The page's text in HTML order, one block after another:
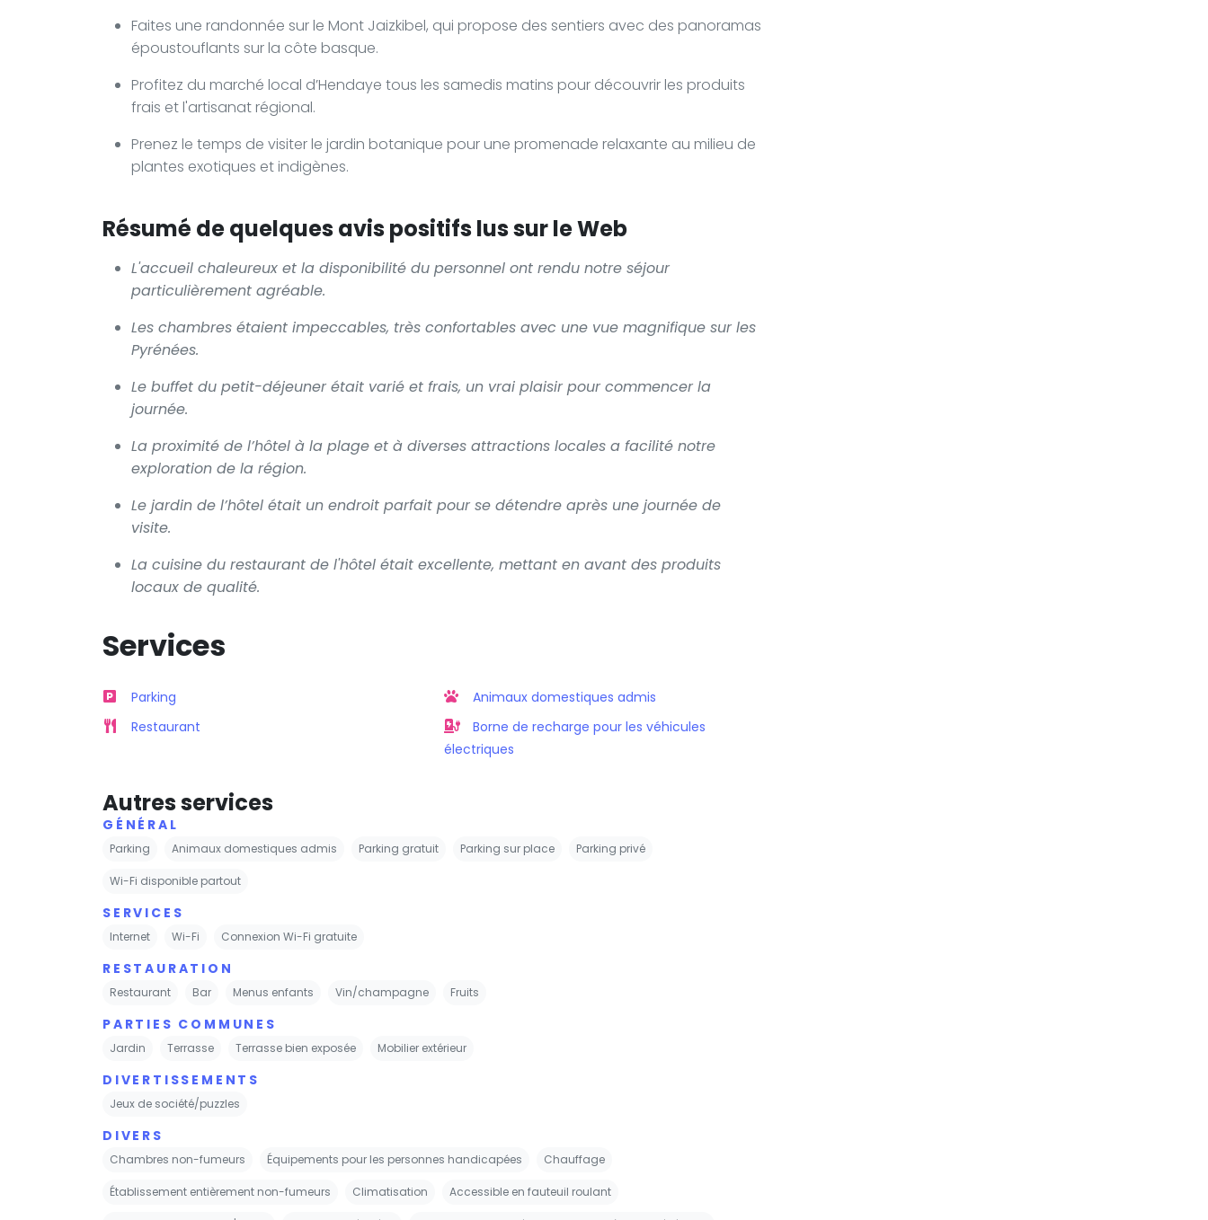
Faites une randonnée sur le Mont Jaizkibel, qui propose des sentiers avec des panoramas
époustouflants sur la côte basque.
Profitez du marché local d’Hendaye tous les samedis matins pour découvrir les produits
frais et l'artisanat régional.
Prenez le temps de visiter le jardin botanique pour une promenade relaxante au milieu de
plantes exotiques et indigènes.
Résumé de quelques avis positifs lus sur le Web
L'accueil chaleureux et la disponibilité du personnel ont rendu notre séjour
particulièrement agréable.
Les chambres étaient impeccables, très confortables avec une vue magnifique sur les
Pyrénées.
Le buffet du petit-déjeuner était varié et frais, un vrai plaisir pour commencer la
journée.
La proximité de l’hôtel à la plage et à diverses attractions locales a facilité notre
exploration de la région.
Le jardin de l’hôtel était un endroit parfait pour se détendre après une journée de
visite.
La cuisine du restaurant de l'hôtel était excellente, mettant en avant des produits
locaux de qualité.
Services
Parking
Restaurant
Animaux domestiques admis
Borne de recharge pour les véhicules
électriques
Autres services
GÉNÉRAL
Parking Animaux domestiques admis Parking gratuit Parking sur place Parking privé
Wi-Fi disponible partout
SERVICES
Internet Wi-Fi Connexion Wi-Fi gratuite
RESTAURATION
Restaurant Bar Menus enfants Vin/champagne Fruits
PARTIES COMMUNES
Jardin Terrasse Terrasse bien exposée Mobilier extérieur
DIVERTISSEMENTS
Jeux de société/puzzles
DIVERS
Chambres non-fumeurs Équipements pour les personnes handicapées Chauffage
Établissement entièrement non-fumeurs Climatisation Accessible en fauteuil roulant